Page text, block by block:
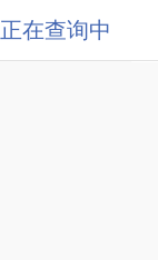
正在查询中